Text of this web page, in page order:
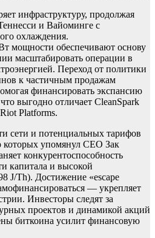
инфраструктуру, продолжая
и Вайоминге с
охлаждения.
мощности обеспечивают основу
масштабировать операции в
Переход от политики
к частичным продажам
финансировать экспансию
выгодно отличает CleanSpark
Platforms.
сети и потенциальных тарифов
упомянул CEO Зак
конкурентоспособность
капитала и высокой
J/Th). Достижение «escape
— укрепляет
Инвесторы следят за
проектов и динамикой акций
биткоина усилит финансовую